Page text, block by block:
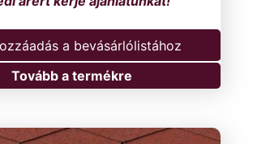
a bevásárlólistához
Tovább a termékre